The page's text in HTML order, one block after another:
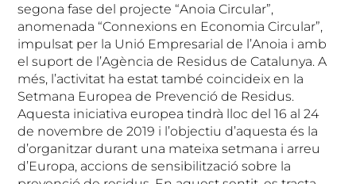
segona fase del projecte “Anoia Circular”,
anomenada “Connexions en Economia Circular”,
impulsat per la Unió Empresarial de l’Anoia i amb
el suport de l’Agència de Residus de Catalunya. A
més, l’activitat ha estat també coincideix en la
Setmana Europea de Prevenció de Residus.
Aquesta iniciativa europea tindrà lloc del 16 al 24
de novembre de 2019 i l’objectiu d’aquesta és la
d’organitzar durant una mateixa setmana i arreu
d’Europa, accions de sensibilització sobre la